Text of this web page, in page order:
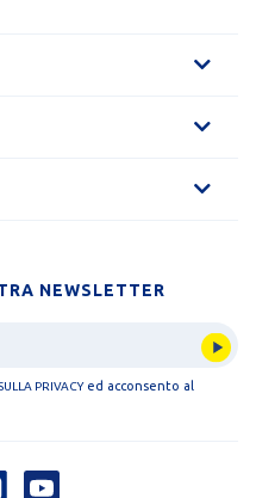
NEWSLETTER
PRIVACYed acconsento al